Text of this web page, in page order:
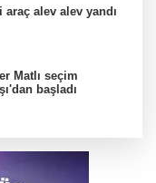
alev alev yandı
Matlı seçim
başladı